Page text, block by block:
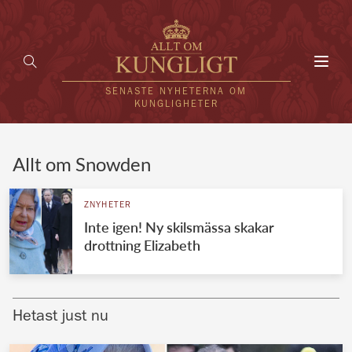
SENASTE NYHETERNA OM
KUNGLIGHETER
UTLÄNDSKT
VÄRLDENS KUNGAHUS
Brittiska kungahuset
Allt om Snowden
ZNYHETER
Inte igen! Ny skilsmässa skakar
drottning Elizabeth
Hetast just nu